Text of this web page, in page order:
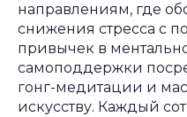
направлениям, где
снижения стресса с
привычек в
самоподдержки
гонг-медитации и
искусству. Каждый